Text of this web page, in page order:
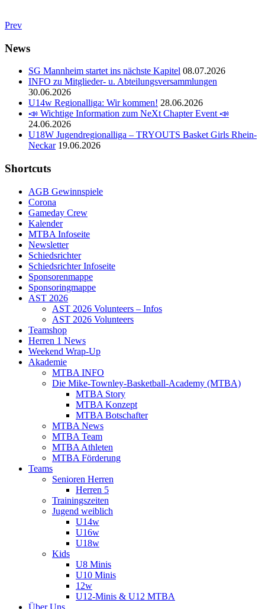
Prev
News
SG Mannheim startet ins nächste Kapitel 08.07.2026
INFO zu Mitglieder- u. Abteilungsversammlungen
30.06.2026
U14w Regionalliga: Wir kommen! 28.06.2026
📣 Wichtige Information zum NeXt Chapter Event 📣
24.06.2026
U18W Jugendregionalliga – TRYOUTS Basket Girls Rhein-
Neckar 19.06.2026
Shortcuts
AGB Gewinnspiele
Corona
Gameday Crew
Kalender
MTBA Infoseite
Newsletter
Schiedsrichter
Schiedsrichter Infoseite
Sponsorenmappe
Sponsoringmappe
AST 2026
AST 2026 Volunteers – Infos
AST 2026 Volunteers
Teamshop
Herren 1 News
Weekend Wrap-Up
Akademie
MTBA INFO
Die Mike-Townley-Basketball-Academy (MTBA)
MTBA Story
MTBA Konzept
MTBA Botschafter
MTBA News
MTBA Team
MTBA Athleten
MTBA Förderung
Teams
Senioren Herren
Herren 5
Trainingszeiten
Jugend weiblich
U14w
U16w
U18w
Kids
U8 Minis
U10 Minis
12w
U12-Minis & U12 MTBA
Über Uns